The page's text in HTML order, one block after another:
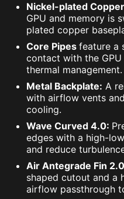
Nickel-plated
GPU and memory is
plated copper
Core Pipes feature a
contact with the
thermal management.
Metal Backplate: A
with airflow vents
cooling.
Wave Curved 4.0:
edges with a high-
and reduce
Air Antegrade Fin
shaped cutout and a
airflow passthrough